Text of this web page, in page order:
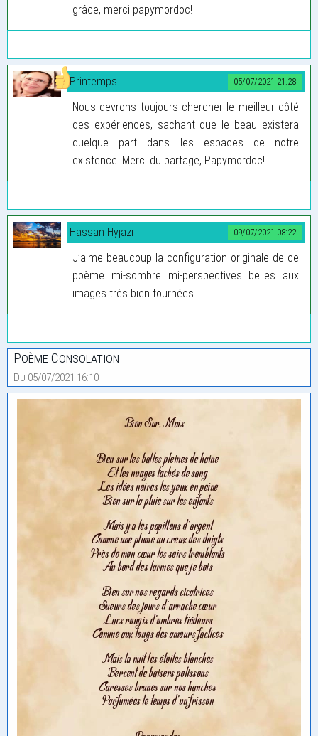
grâce, merci papymordoc!
05/07/2021 21:28
Printemps
Nous devrons toujours chercher le meilleur côté
des expériences, sachant que le beau existera
quelque part dans les espaces de notre
existence. Merci du partage, Papymordoc!
09/07/2021 08:22
Hassan Hyjazi
J’aime beaucoup la configuration originale de ce
poème mi-sombre mi-perspectives belles aux
images très bien tournées.
Poème Consolation
Du 05/07/2021 16:10